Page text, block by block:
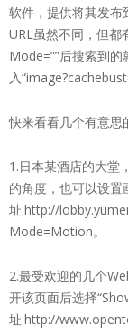
软件，提供将其发
URL虽然不同，但都
Mode=””后搜索到
入
快来看看几个有意思
1.日本某酒店的大堂
的角度，也可以设
址:http://
Mode=Motion。
2.最受欢迎的几个
开该页面后选择
址:http://